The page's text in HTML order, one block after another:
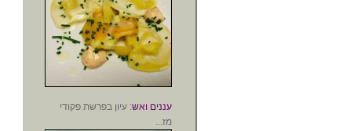
עננים ואש: עיון בפרשת פקודי
מז...